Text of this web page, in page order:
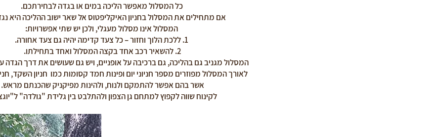
כל המסלול מאפשר הליכה במים או בגדה לבחירתכם.
אם מתחילים את המסלול בחניון האיקליפטוס אל שאר ישוב ההליכה היא
המסלול אינו מסלול מעגלי, ולכן יש שתי אפשרויות:
1. ללכת הלוך וחזור – כל צעד קדימה יהיה גם צעד אחורה.
2. להשאיר רכב אחד בקצה המסלול ואחד בתחילתו.
המסלול מגניב גם בהליכה, גם ברכיבה על אופניים, ויש גם שעושים את דרך הגדה
לאורך המסלול מפוזרים מספר חניוני יום ופינות חמד קסומות כמו חניון השקד,
אשר בהם אפשר להתמקם ולנוח, ולהינות מפיקניק שהכנתם מראש.
לקינוח שווה לקפוץ למתחם גן הצפון ולהתלבט בין גלידת "גולדה"